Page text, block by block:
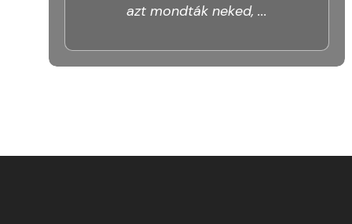
azt mondták neked, ...